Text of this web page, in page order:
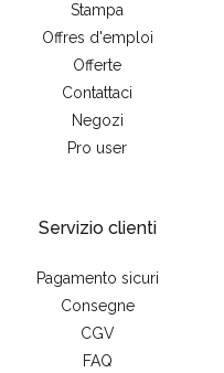
Stampa
Offres d'emploi
Offerte
Contattaci
Negozi
Pro user
Servizio clienti
Pagamento sicuri
Consegne
CGV
FAQ